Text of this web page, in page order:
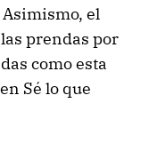
el
prendas por
como esta
Sé lo que